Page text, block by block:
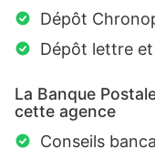
Dépôt
Dépôt lettre
La Banque
cette agence
Conseils